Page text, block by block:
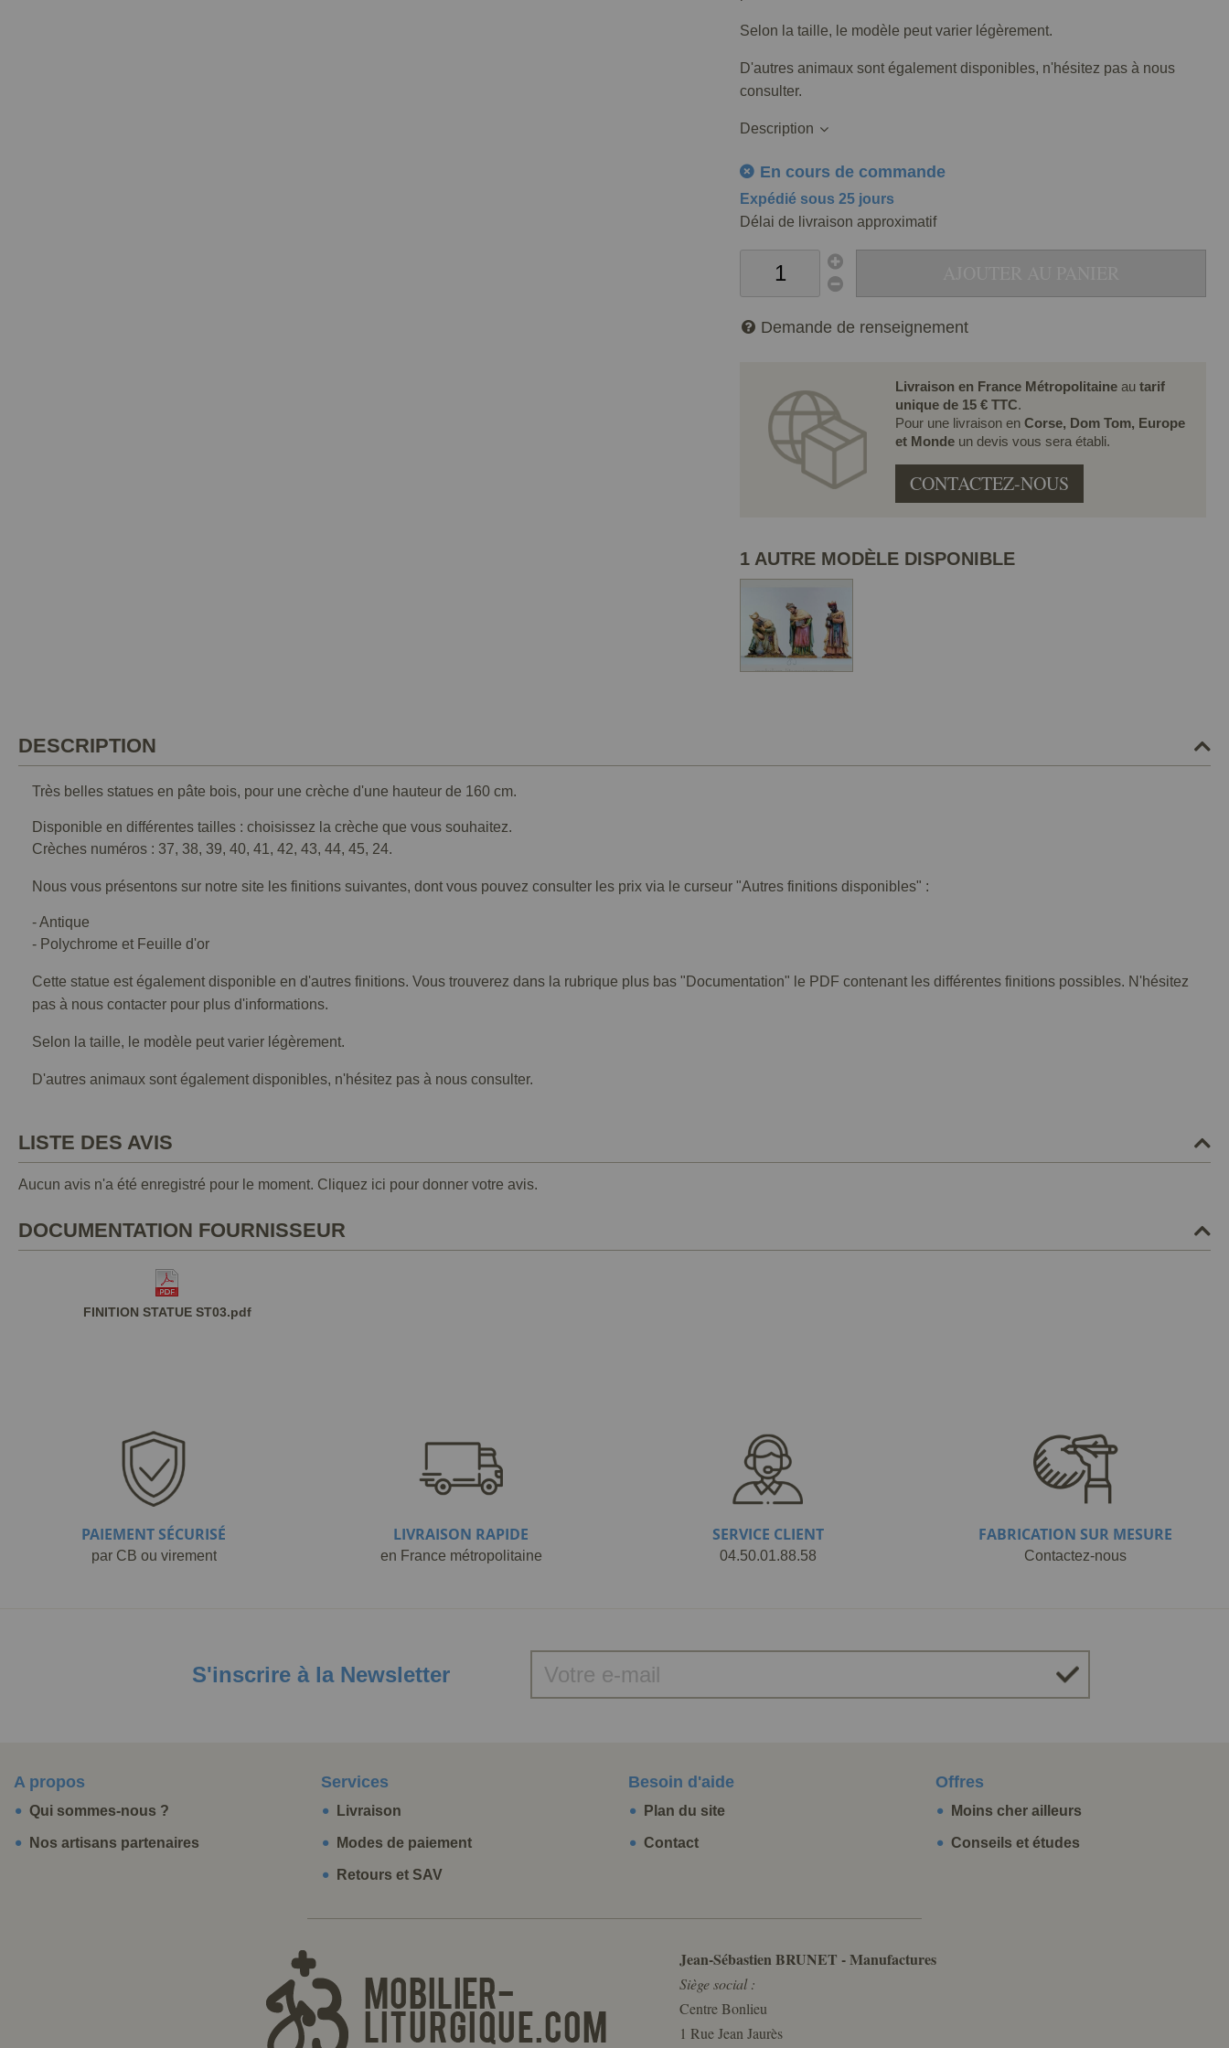
Selon la taille, le modèle peut varier légèrement.
D'autres animaux sont également disponibles, n'hésitez pas à nous
consulter.
Description
En cours de commande
Expédié sous 25 jours
Délai de livraison approximatif
Demande de renseignement
Livraison en France Métropolitaineau tarif
unique de 15 € TTC.
Pour une livraison en Corse, Dom Tom, Europe
et Monde un devis vous sera établi.
CONTACTEZ-NOUS
1 AUTRE MODÈLE DISPONIBLE
DESCRIPTION
Très belles statues en pâte bois, pour une crèche d'une hauteur de 160 cm.
Disponible en différentes tailles : choisissez la crèche que vous souhaitez.
Crèches numéros : 37, 38, 39, 40, 41, 42, 43, 44, 45, 24.
Nous vous présentons sur notre site les finitions suivantes, dont vous pouvez consulter les prix via le curseur "Autres finitions disponibles" :
- Antique
- Polychrome et Feuille d'or
Cette statue est également disponible en d'autres finitions. Vous trouverez dans la rubrique plus bas "Documentation" le PDF contenant les différentes finitions possibles. N'hésitez
pas à nous contacter pour plus d'informations.
Selon la taille, le modèle peut varier légèrement.
D'autres animaux sont également disponibles, n'hésitez pas à nous consulter.
LISTE DES AVIS
Aucun avis n'a été enregistré pour le moment. Cliquez ici pour donner votre avis.
DOCUMENTATION FOURNISSEUR
FINITION STATUE ST03.pdf
PAIEMENT SÉCURISÉ
par CB ou virement
LIVRAISON RAPIDE
en France métropolitaine
SERVICE CLIENT
04.50.01.88.58
FABRICATION SUR MESURE
Contactez-nous
S'inscrire à la Newsletter
A propos
Qui sommes-nous ?
Nos artisans partenaires
Services
Livraison
Modes de paiement
Retours et SAV
Besoin d'aide
Plan du site
Contact
Offres
Moins cher ailleurs
Conseils et études
Jean-Sébastien BRUNET - Manufactures
Siège social :
Centre Bonlieu
1 Rue Jean Jaurès